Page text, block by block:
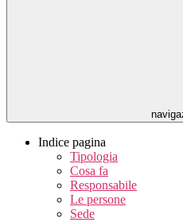
Indice pagina
Tipologia
Cosa fa
Responsabile
Le persone
Sede